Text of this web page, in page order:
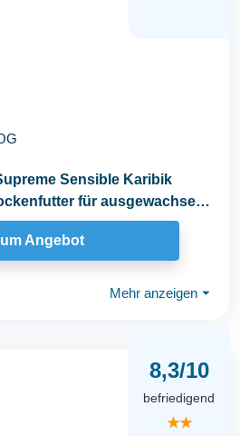
Sensible Karibik
für ausgewachsene
Angebot
Mehr anzeigen ⏷
8,3/10
befriedigend
★★